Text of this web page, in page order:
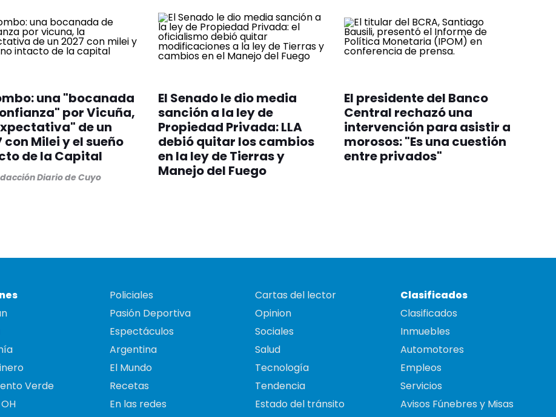
una "bocanada
por Vicuña,
de un
con Milei y el sueño
de la Capital
Diario de Cuyo
El Senado le dio media
sanción a la ley de
Propiedad Privada: LLA
debió quitar los cambios
en la ley de Tierras y
Manejo del Fuego
El presidente del Banco
Central rechazó una
intervención para asistir a
morosos: "Es una cuestión
entre privados"
Verde
Policiales
Pasión Deportiva
Espectáculos
Argentina
El Mundo
Recetas
En las redes
Cartas del lector
Opinion
Sociales
Salud
Tecnología
Tendencia
Estado del tránsito
Clasificados
Clasificados
Inmuebles
Automotores
Empleos
Servicios
Avisos Fúnebres y Misas